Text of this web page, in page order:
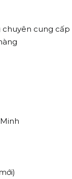
chuyên cung cấp